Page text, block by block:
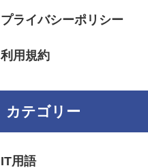
プライバシーポリシー
利用規約
カテゴリー
IT用語